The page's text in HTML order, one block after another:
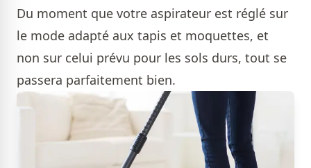
Du moment que votre aspirateur est réglé sur
le mode adapté aux tapis et moquettes, et
non sur celui prévu pour les sols durs, tout se
passera parfaitement bien.